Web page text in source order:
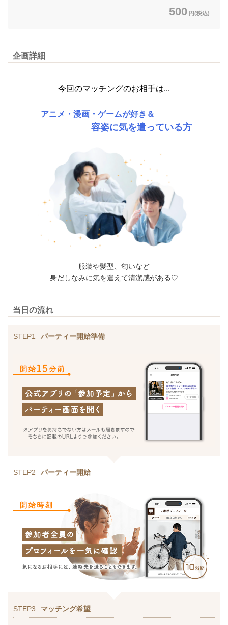
500 円(税込)
企画詳細
今回のマッチングのお相手は...
アニメ・漫画・ゲームが好き＆
容姿に気を遣っている方
服装や髪型、匂いなど
身だしなみに気を遣えて清潔感がある♡
当日の流れ
STEP1 パーティー開始準備
STEP2 パーティー開始
STEP3 マッチング希望